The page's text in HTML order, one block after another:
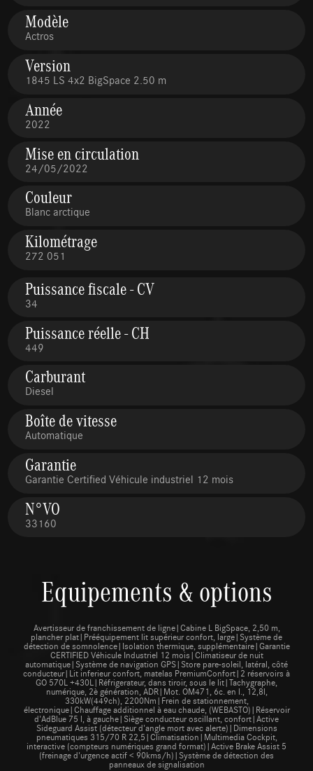
Modèle
Actros
Version
1845 LS 4x2 BigSpace 2.50 m
Année
2022
Mise en circulation
24/05/2022
Couleur
Blanc arctique
Kilométrage
272 051
Puissance fiscale - CV
34
Puissance réelle - CH
449
Carburant
Diesel
Boîte de vitesse
Automatique
Garantie
Garantie Certified Véhicule industriel 12 mois
N°VO
33160
Equipements & options
Avertisseur de franchissement de ligne|Cabine L BigSpace, 2,50 m,
plancher plat|Prééquipement lit supérieur confort, large|Système de
détection de somnolence|Isolation thermique, supplémentaire|Garantie
CERTIFIED Véhicule Industriel 12 mois|Climatiseur de nuit
automatique|Système de navigation GPS|Store pare-soleil, latéral, côté
conducteur|Lit inferieur confort, matelas PremiumConfort|2 réservoirs à
GO 570L +430L|Réfrigerateur, dans tiroir, sous le lit|Tachygraphe,
numérique, 2è génération, ADR|Mot. OM471, 6c. en l., 12,8l,
330kW(449ch), 2200Nm|Frein de stationnement,
électronique|Chauffage additionnel à eau chaude, (WEBASTO)|Réservoir
d'AdBlue 75 l, à gauche|Siège conducteur oscillant, confort|Active
Sideguard Assist (détecteur d'angle mort avec alerte)|Dimensions
pneumatiques 315/70 R 22,5|Climatisation|Multimedia Cockpit,
interactive (compteurs numériques grand format)|Active Brake Assist 5
(freinage d'urgence actif < 90kms/h)|Système de détection des
panneaux de signalisation